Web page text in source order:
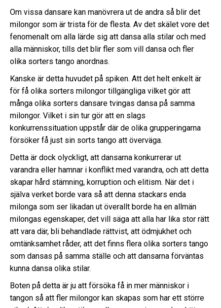
Om vissa dansare kan manövrera ut de andra så blir det
milongor som är trista för de flesta. Av det skälet vore det
fenomenalt om alla lärde sig att dansa alla stilar och med
alla människor, tills det blir fler som vill dansa och fler
olika sorters tango anordnas.
Kanske är detta huvudet på spiken. Att det helt enkelt är
för få olika sorters milongor tillgängliga vilket gör att
många olika sorters dansare tvingas dansa på samma
milongor. Vilket i sin tur gör att en slags
konkurrenssituation uppstår där de olika grupperingarna
försöker få just sin sorts tango att överväga.
Detta är dock olyckligt, att dansarna konkurrerar ut
varandra eller hamnar i konflikt med varandra, och att detta
skapar hård stämning, korruption och elitism. När det i
själva verket borde vara så att denna stackars enda
milonga som ser likadan ut överallt borde ha en allmän
milongas egenskaper, det vill säga att alla har lika stor rätt
att vara där, bli behandlade rättvist, att ödmjukhet och
omtänksamhet råder, att det finns flera olika sorters tango
som dansas på samma ställe och att dansarna förväntas
kunna dansa olika stilar.
Boten på detta är ju att försöka få in mer människor i
tangon så att fler milongor kan skapas som har ett större